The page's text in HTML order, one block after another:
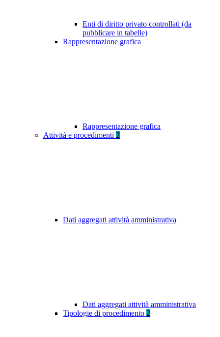
Enti di diritto privato controllati (da
pubblicare in tabelle)
Rappresentazione grafica
Rappresentazione grafica
Attività e procedimenti 2
Dati aggregati attività amministrativa
Dati aggregati attività amministrativa
Tipologie di procedimento 2